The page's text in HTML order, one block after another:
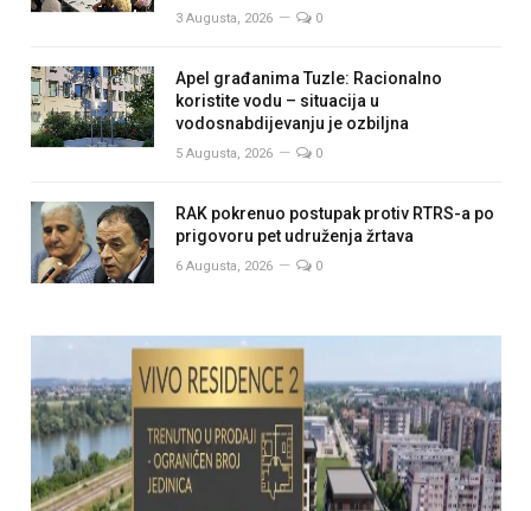
3 Augusta, 2026 0
Apel građanima Tuzle: Racionalno
koristite vodu – situacija u
vodosnabdijevanju je ozbiljna
5 Augusta, 2026 0
RAK pokrenuo postupak protiv RTRS-a po
prigovoru pet udruženja žrtava
6 Augusta, 2026 0